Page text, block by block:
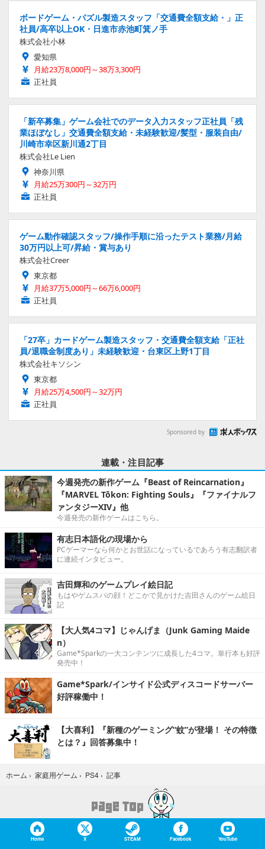
ボードゲーム・パズル製造スタッフ「交通費全額支給・」正
社員/高卒以上OK・日進市赤池町箕ノ手
株式会社小林
愛知県
月給23万8,000円～38万3,300円
正社員
「新卒募集」ゲーム会社でのデータ入力スタッフ正社員「残
業ほぼなし」交通費全額支給・未経験歓迎/髪型・服装自由/
川崎市幸区新川通2丁目
株式会社Le Lien
神奈川県
月給25万300円～32万円
正社員
ゲーム動作確認スタッフ/操作手順に沿ったテスト業務/月給
30万円以上可/昇給・賞与あり
株式会社Creer
東京都
月給37万5,000円～66万6,000円
正社員
「27卒」カードゲーム製造スタッフ・交通費全額支給「正社
員/退職金制度あり」未経験歓迎・台東区上野1丁目
株式会社キソシン
東京都
月給25万4,500円～32万円
正社員
Sponsored by
連載・注目記事
今週発売の新作ゲーム『Beast of Reincarnation』
『MARVEL Tōkon: Fighting Souls』『ファイナルフ
ァンタジーXIV』他
今週発売の新作ゲームはこちら。
有志日本語化の現場から
PCゲーマーなら何かとお世話になっているであろう有志翻訳者
に連続インタビュー。
吉田輝和のゲームプレイ絵日記
もはやゲムスパの顔！どこかで見かけた吉田さんのゲーム絵日
記
【大人気4コマ】じゃんげま（Junk Gaming Maide
n）
Game*Sparkの一大コンテンツに成長した4コマ。単行本も好評
発売中！
Game*Spark/インサイド公式ディスコードサーバー
好評稼働中！
【大喜利】『新種のゲーミング“蚊”が登場！ その特徴
とは？』回答募集中！
ホーム › 家庭用ゲーム › PS4 › 記事
Home X STEAM Facebook YouTube